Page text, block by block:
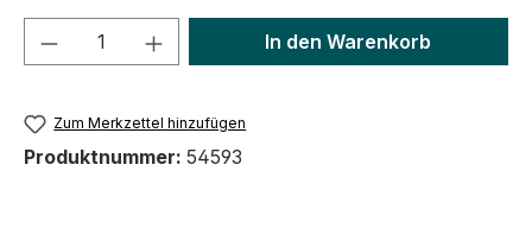
Produkt Anzahl: Gib denIn den Warenkorb
Zum Merkzettel hinzufügen
Produktnummer: 54593